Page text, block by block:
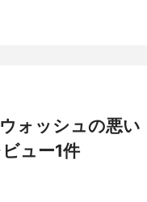
ォッシュの悪い
ュー1件